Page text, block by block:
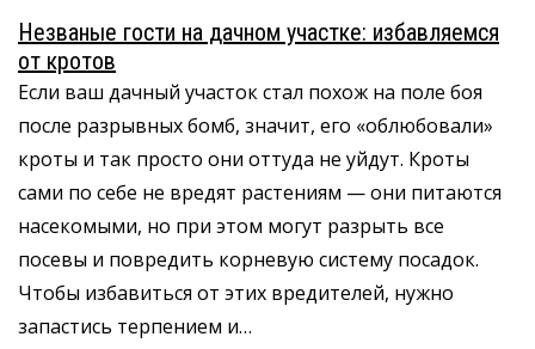
Незваные гости на дачном участке: избавляемся
от кротов
Если ваш дачный участок стал похож на поле боя
после разрывных бомб, значит, его «облюбовали»
кроты и так просто они оттуда не уйдут. Кроты
сами по себе не вредят растениям — они питаются
насекомыми, но при этом могут разрыть все
посевы и повредить корневую систему посадок.
Чтобы избавиться от этих вредителей, нужно
запастись терпением и…